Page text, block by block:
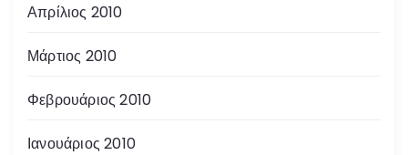
Απρίλιος 2010
Μάρτιος 2010
Φεβρουάριος 2010
Ιανουάριος 2010